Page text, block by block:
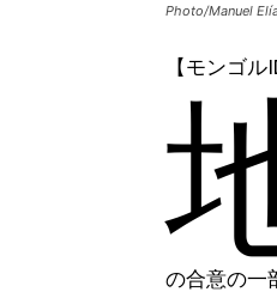
Photo/Manuel
【モンゴ
の合意の一